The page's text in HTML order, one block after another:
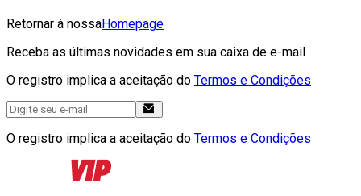
Retornar à nossaHomepage
Receba as últimas novidades em sua caixa de e-mail
O registro implica a aceitação do Termos e Condições
O registro implica a aceitação do Termos e Condições